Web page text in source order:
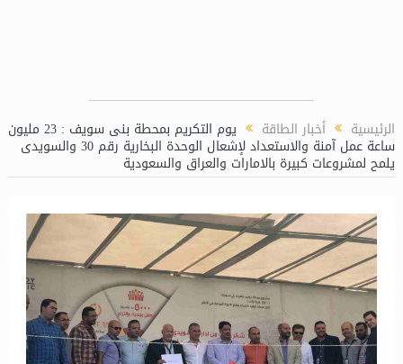
الرئيسية أخبار الطاقة يوم التكريم بمحطة بنى سويف : 23 مليون
ساعة عمل آمنة والاستعداد لإشعال الوحدة البخارية رقم 30 والسويدى
يلمح لمشروعات كبيرة بالامارات والعراق والسعودية